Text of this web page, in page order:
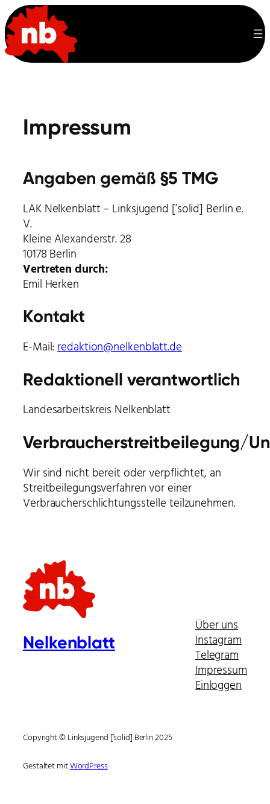
Zum
Inhalt
springen
Impressum
Angaben gemäß §5 TMG
LAK Nelkenblatt – Linksjugend [’solid] Berlin e.
V.
Kleine Alexanderstr. 28
10178 Berlin
Vertreten durch:
Emil Herken
Kontakt
E-Mail:redaktion@nelkenblatt.de
Redaktionell verantwortlich
Landesarbeitskreis Nelkenblatt
Verbraucherstreitbeilegung/
Wir sind nicht bereit oder verpflichtet, an
Streitbeilegungsverfahren vor einer
Verbraucherschlichtungsstelle teilzunehmen.
Nelkenblatt
Über uns
Instagram
Telegram
Impressum
Einloggen
Copyright © Linksjugend [’solid] Berlin 2025
Gestaltet mitWordPress